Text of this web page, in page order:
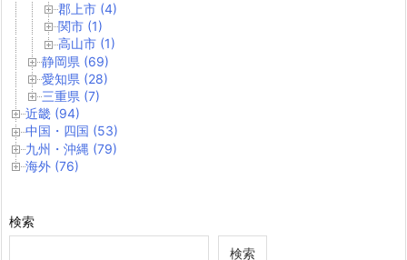
郡上市 (4)
関市 (1)
高山市 (1)
静岡県 (69)
愛知県 (28)
三重県 (7)
近畿 (94)
中国・四国 (53)
九州・沖縄 (79)
海外 (76)
検索
検索